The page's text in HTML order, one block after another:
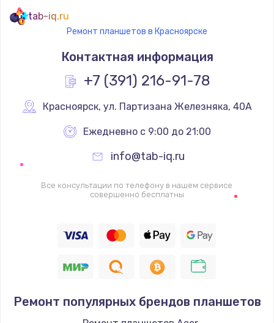
745 руб.
Заказать
Замена видеокарты
1600 руб.
Заказать
Ремонт цепей питания
2500 руб.
Заказать
Замена жесткого диска
Заказать
Установка драйверов
tab-iq.ru
Ремонт планшетов в Красноярске
Контактная информация
+7 (391) 216-91-78
Красноярск, ул. Партизана Железняка, 40А
Ежедневно с 9:00 до 21:00
info@tab-iq.ru
Все консультации по телефону в нашем сервисе
совершенно бесплатны
Ремонт популярных брендов планшетов